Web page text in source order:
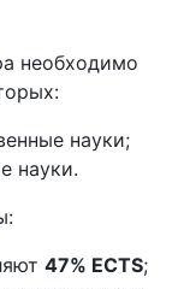
необходимо
науки;
науки.
47% ECTS;